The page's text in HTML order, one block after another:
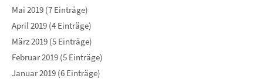
Mai 2019 (7 Einträge)
April 2019 (4 Einträge)
März 2019 (5 Einträge)
Februar 2019 (5 Einträge)
Januar 2019 (6 Einträge)